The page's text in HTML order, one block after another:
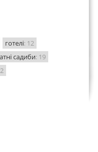
готелі: 12
садиби: 19